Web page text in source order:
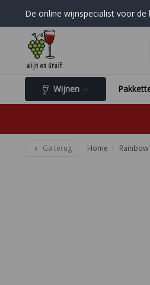
De online wijnspecialist voor de
Wijnen
Ga terug Home